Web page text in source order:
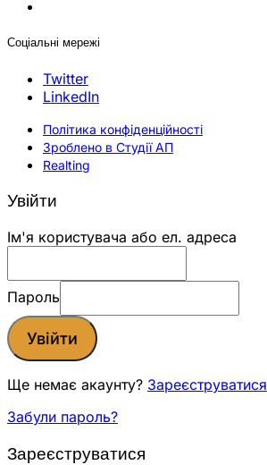
Соціальні мережі
Twitter
LinkedIn
Політика конфіденційності
Зроблено в Студії АП
Realting
Увійти
Ім'я користувача або ел. адреса
Пароль
Увійти
Ще немає акаунту? Зареєструватися
Забули пароль?
Зареєструватися